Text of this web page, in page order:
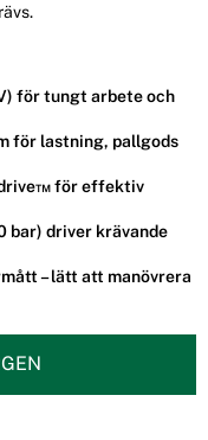
för tungt arbete och
för lastning, pallgods
för effektiv
bar) driver krävande
– lätt att manövrera